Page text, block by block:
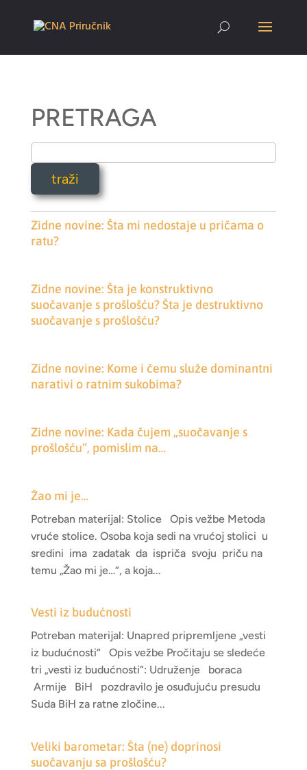
PRETRAGA
Zidne novine: Šta mi nedostaje u pričama o
ratu?
Zidne novine: Šta je konstruktivno
suočavanje s prošlošću? Šta je destruktivno
suočavanje s prošlošću?
Zidne novine: Kome i čemu služe dominantni
narativi o ratnim sukobima?
Zidne novine: Kada čujem „suočavanje s
prošlošću“, pomislim na…
Žao mi je…
Potreban materijal: Stolice Opis vežbe Metoda
vruće stolice. Osoba koja sedi na vrućoj stolici u
sredini ima zadatak da ispriča svoju priču na
temu „Žao mi je…“, a koja...
Vesti iz budućnosti
Potreban materijal: Unapred pripremljene „vesti
iz budućnosti“ Opis vežbe Pročitaju se sledeće
tri „vesti iz budućnosti“: Udruženje boraca
Armije BiH pozdravilo je osuđujuću presudu
Suda BiH za ratne zločine...
Veliki barometar: Šta (ne) doprinosi
suočavanju sa prošlošću?